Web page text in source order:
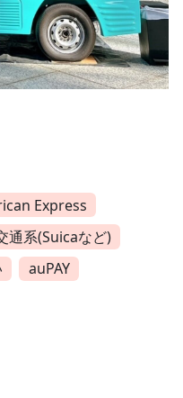
Express
通系(Suicaなど)
auPAY